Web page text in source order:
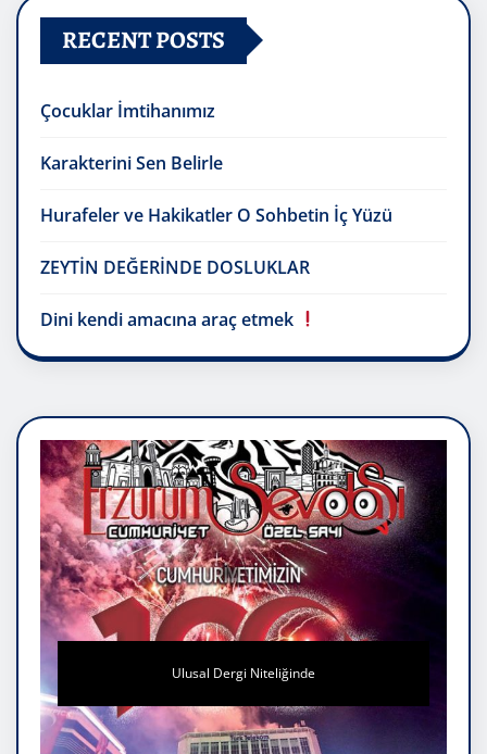
RECENT POSTS
Çocuklar İmtihanımız
Karakterini Sen Belirle
Hurafeler ve Hakikatler O Sohbetin İç Yüzü
ZEYTİN DEĞERİNDE DOSLUKLAR
Dini kendi amacına araç etmek
Ulusal Dergi Niteliğinde